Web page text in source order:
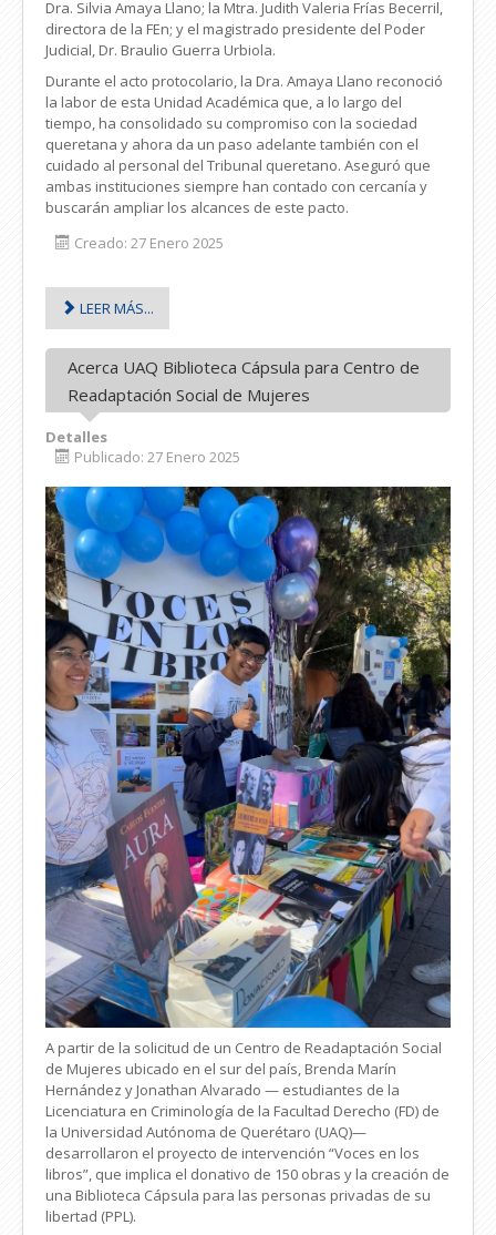
Dra. Silvia Amaya Llano; la Mtra. Judith Valeria Frías Becerril,
directora de la FEn; y el magistrado presidente del Poder
Judicial, Dr. Braulio Guerra Urbiola.
Durante el acto protocolario, la Dra. Amaya Llano reconoció
la labor de esta Unidad Académica que, a lo largo del
tiempo, ha consolidado su compromiso con la sociedad
queretana y ahora da un paso adelante también con el
cuidado al personal del Tribunal queretano. Aseguró que
ambas instituciones siempre han contado con cercanía y
buscarán ampliar los alcances de este pacto.
Creado: 27 Enero 2025
LEER MÁS...
Acerca UAQ Biblioteca Cápsula para Centro de
Readaptación Social de Mujeres
Detalles
Publicado: 27 Enero 2025
A partir de la solicitud de un Centro de Readaptación Social
de Mujeres ubicado en el sur del país, Brenda Marín
Hernández y Jonathan Alvarado — estudiantes de la
Licenciatura en Criminología de la Facultad Derecho (FD) de
la Universidad Autónoma de Querétaro (UAQ)—
desarrollaron el proyecto de intervención “Voces en los
libros”, que implica el donativo de 150 obras y la creación de
una Biblioteca Cápsula para las personas privadas de su
libertad (PPL).